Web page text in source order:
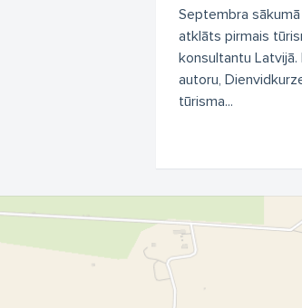
Septembra
atklāts pirmais
konsultantu
autoru,
tūrisma...